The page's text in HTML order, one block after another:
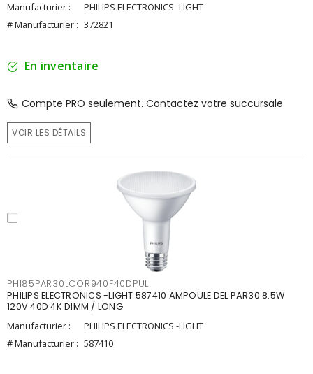
Manufacturier :
PHILIPS ELECTRONICS -LIGHT
# Manufacturier : 372821
En inventaire
Compte PRO seulement. Contactez votre succursale
VOIR LES DÉTAILS
PHI85PAR30LCOR940F40DPUL
PHILIPS ELECTRONICS -LIGHT 587410 AMPOULE DEL PAR30 8.5W
120V 40D 4K DIMM / LONG
Manufacturier :
PHILIPS ELECTRONICS -LIGHT
# Manufacturier : 587410